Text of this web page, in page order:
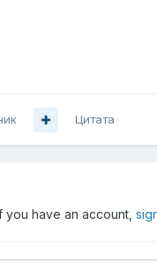
Цитата
you have an account,